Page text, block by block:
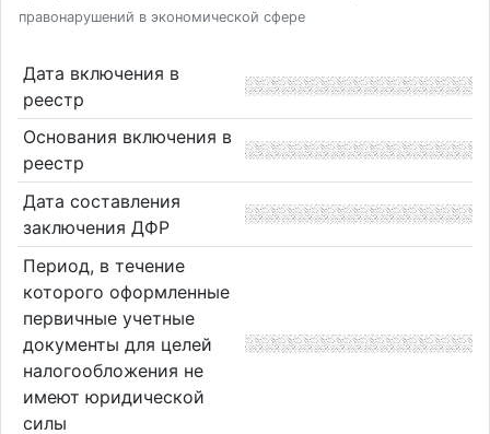
правонарушений в экономической сфере
Дата включения в
реестр
Основания включения в
реестр
Дата составления
заключения ДФР
Период, в течение
которого оформленные
первичные учетные
документы для целей
налогообложения не
имеют юридической
силы